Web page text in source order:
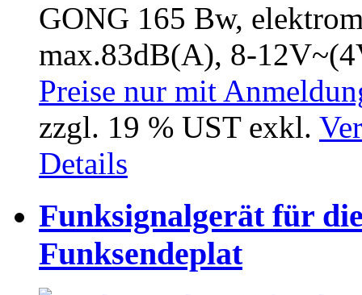
GONG 165 Bw,
max.83dB(A), 8-
Preise nur mit
zzgl. 19 % UST exkl.
Details
Funksignalgerät für
Funksendeplat